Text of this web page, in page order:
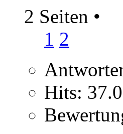
2 Seiten •
1 2
Hits: